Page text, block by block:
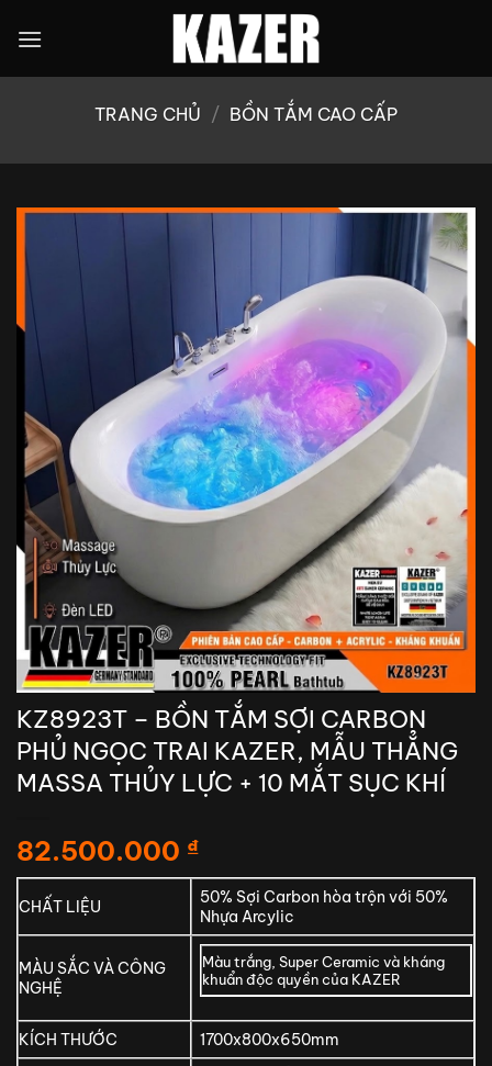
qua
TRANG CHỦ / BỒN TẮM CAO CẤP
KZ8923T – BỒN TẮM SỢI CARBON
PHỦ NGỌC TRAI KAZER, MẪU THẲNG
MASSA THỦY LỰC + 10 MẮT SỤC KHÍ
82.500.000 ₫
CHẤT LIỆU
50% Sợi Carbon hòa trộn với 50%
Nhựa Arcylic
MÀU SẮC VÀ CÔNG
NGHỆ
Màu trắng, Super Ceramic và kháng
khuẩn độc quyền của KAZER
KÍCH THƯỚC 1700x800x650mm